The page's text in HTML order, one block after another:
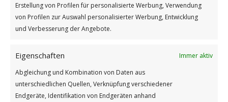
Erstellung von Profilen für personalisierte Werbung, Verwendung
von Profilen zur Auswahl personalisierter Werbung, Entwicklung
und Verbesserung der Angebote.
Eigenschaften
Immer aktiv
Abgleichung und Kombination von Daten aus
unterschiedlichen Quellen, Verknüpfung verschiedener
Endgeräte, Identifikation von Endgeräten anhand
Weiterlesen
Wie findest du diesen Beitrag?
[Total: